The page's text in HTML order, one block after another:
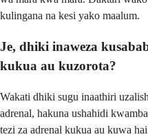
kulingana na kesi yako maalum.
Je, dhiki inaweza
kukua au kuzorota?
Wakati dhiki sugu inaathiri
adrenal, hakuna ushahidi
tezi za adrenal kukua au kuwa